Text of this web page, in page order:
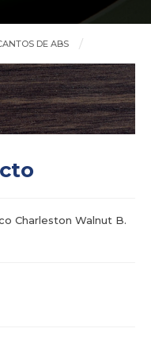
DE ABS
Charleston Walnut B.